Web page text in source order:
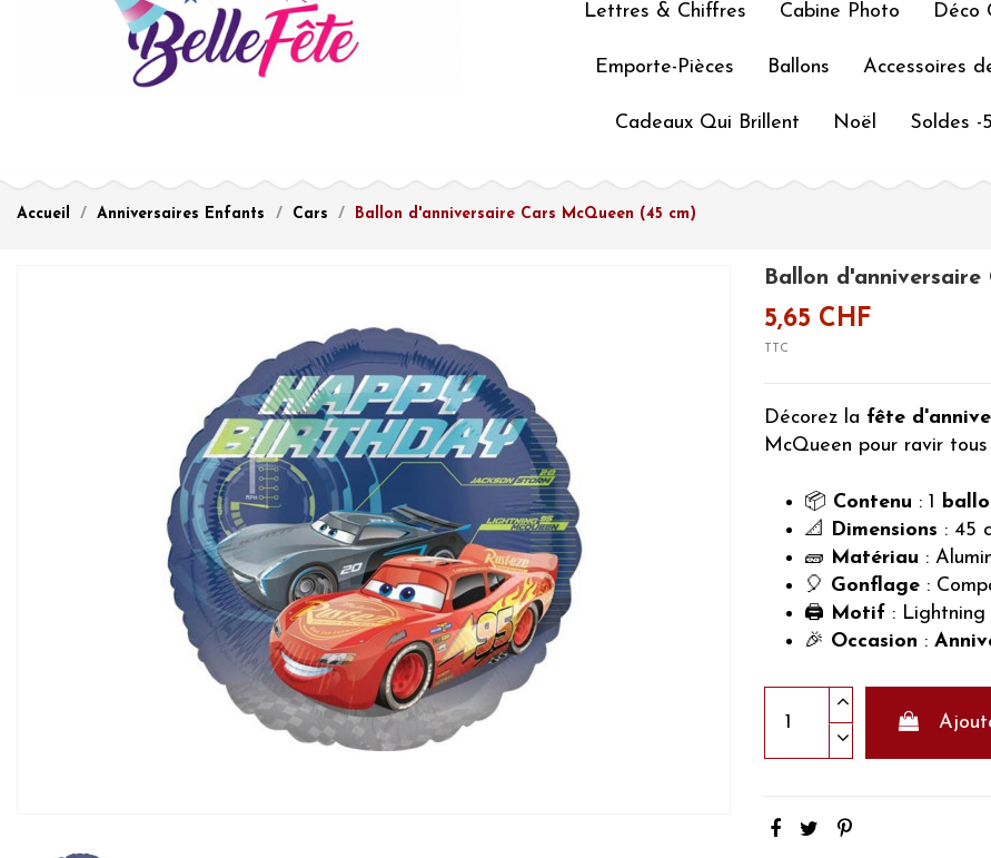
Lettres & Chiffres Cabine Photo Déco
Emporte-Pièces Ballons Accessoires
Cadeaux Qui Brillent Noël Soldes -
Accueil Anniversaires Enfants Cars Ballon d'anniversaire Cars McQueen (45 cm)
Ballon
5,65 CHF
TTC
Décorez la fête
McQueen pour ravir
📦 Contenu : 1
📐
Dimensions : 45
🧱 Matériau :
🎈 Gonflage :
🖨️ Motif :
🎉 Occasion :